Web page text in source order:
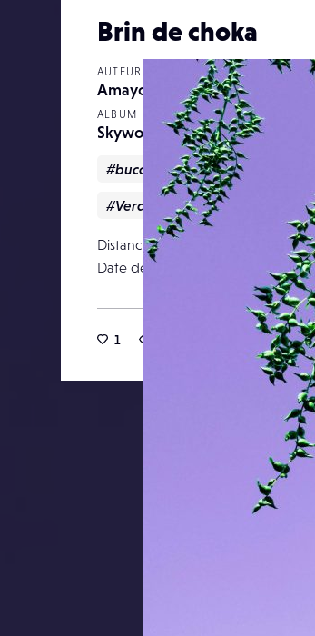
Brin de choka
AUTEUR
Amayo
ALBUM
Skyworld
#bucolique #ciel
#Verdure
Distance focale
Date de publication
1